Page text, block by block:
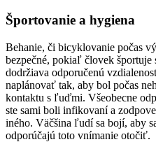
Športovanie a hygiena
Behanie, či bicyklovanie počas
bezpečné, pokiaľ človek športuje
dodržiava odporučenú
naplánovať tak, aby bol počas
kontaktu s ľuďmi. Všeobecne
ste sami boli infikovaní a
iného. Väčšina ľudí sa bojí, aby
odporúčajú toto vnímanie otočiť.